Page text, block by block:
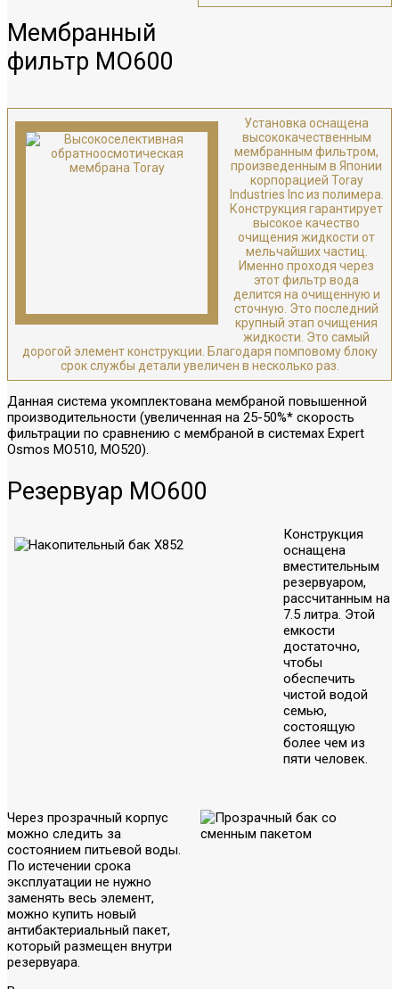
Мембранный
фильтр МО600
Установка оснащена
высококачественным
мембранным фильтром,
произведенным в Японии
корпорацией Toray
Industries Inc из полимера.
Конструкция гарантирует
высокое качество
очищения жидкости от
мельчайших частиц.
Именно проходя через
этот фильтр вода
делится на очищенную и
сточную. Это последний
крупный этап очищения
жидкости. Это самый
дорогой элемент конструкции. Благодаря помповому блоку
срок службы детали увеличен в несколько раз.
Данная система укомплектована мембраной повышенной
производительности (увеличенная на 25-50%* скорость
фильтрации по сравнению с мембраной в системах Expert
Osmos MO510, MO520).
Резервуар МО600
Конструкция
оснащена
вместительным
резервуаром,
рассчитанным на
7.5 литра. Этой
емкости
достаточно,
чтобы
обеспечить
чистой водой
семью,
состоящую
более чем из
пяти человек.
Через прозрачный корпус
можно следить за
состоянием питьевой воды.
По истечении срока
эксплуатации не нужно
заменять весь элемент,
можно купить новый
антибактериальный пакет,
который размещен внутри
резервуара.